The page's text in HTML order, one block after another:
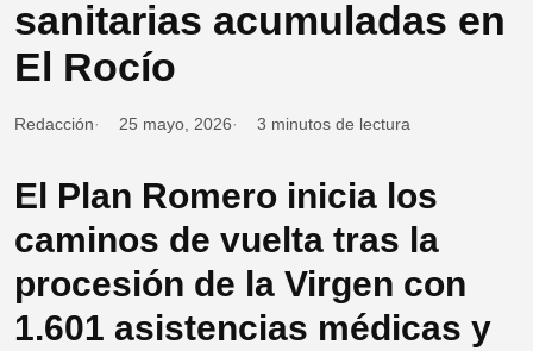
sanitarias acumuladas en
El Rocío
Redacción 25 mayo, 2026 3 minutos de lectura
El Plan Romero inicia los
caminos de vuelta tras la
procesión de la Virgen con
1.601 asistencias médicas y